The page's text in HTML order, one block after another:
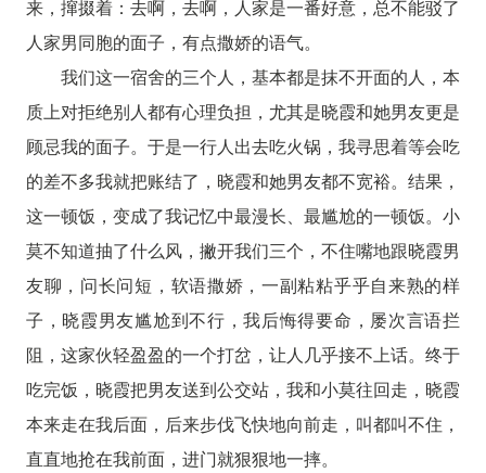
来，撺掇着：去啊，去啊，人家是一番好意，总不能驳了
人家男同胞的面子，有点撒娇的语气。
我们这一宿舍的三个人，基本都是抹不开面的人，本
质上对拒绝别人都有心理负担，尤其是晓霞和她男友更是
顾忌我的面子。于是一行人出去吃火锅，我寻思着等会吃
的差不多我就把账结了，晓霞和她男友都不宽裕。结果，
这一顿饭，变成了我记忆中最漫长、最尴尬的一顿饭。小
莫不知道抽了什么风，撇开我们三个，不住嘴地跟晓霞男
友聊，问长问短，软语撒娇，一副粘粘乎乎自来熟的样
子，晓霞男友尴尬到不行，我后悔得要命，屡次言语拦
阻，这家伙轻盈盈的一个打岔，让人几乎接不上话。终于
吃完饭，晓霞把男友送到公交站，我和小莫往回走，晓霞
本来走在我后面，后来步伐飞快地向前走，叫都叫不住，
直直地抢在我前面，进门就狠狠地一摔。